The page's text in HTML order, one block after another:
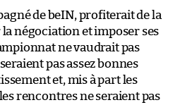
de beIN, profiterait de la
négociation et imposer ses
ne vaudrait pas
pas assez bonnes
et, mis à part les
rencontres ne seraient pas